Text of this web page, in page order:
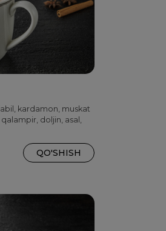
kardamon, muskat
doljin, asal,
QO'SHISH